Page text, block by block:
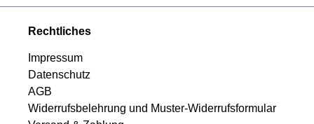
Rechtliches
Impressum
Datenschutz
AGB
Widerrufsbelehrung und Muster-Widerrufsformular